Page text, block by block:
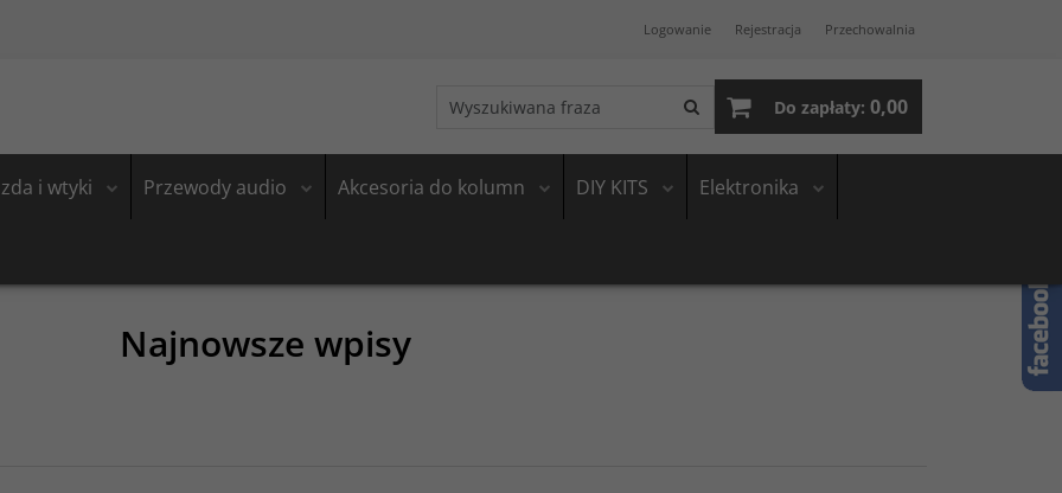
Logowanie Rejestracja Przechowalnia
Do zapłaty: 0,00
i wtyki Przewody audio Akcesoria do kolumn DIY KITS Elektronika
Najnowsze wpisy